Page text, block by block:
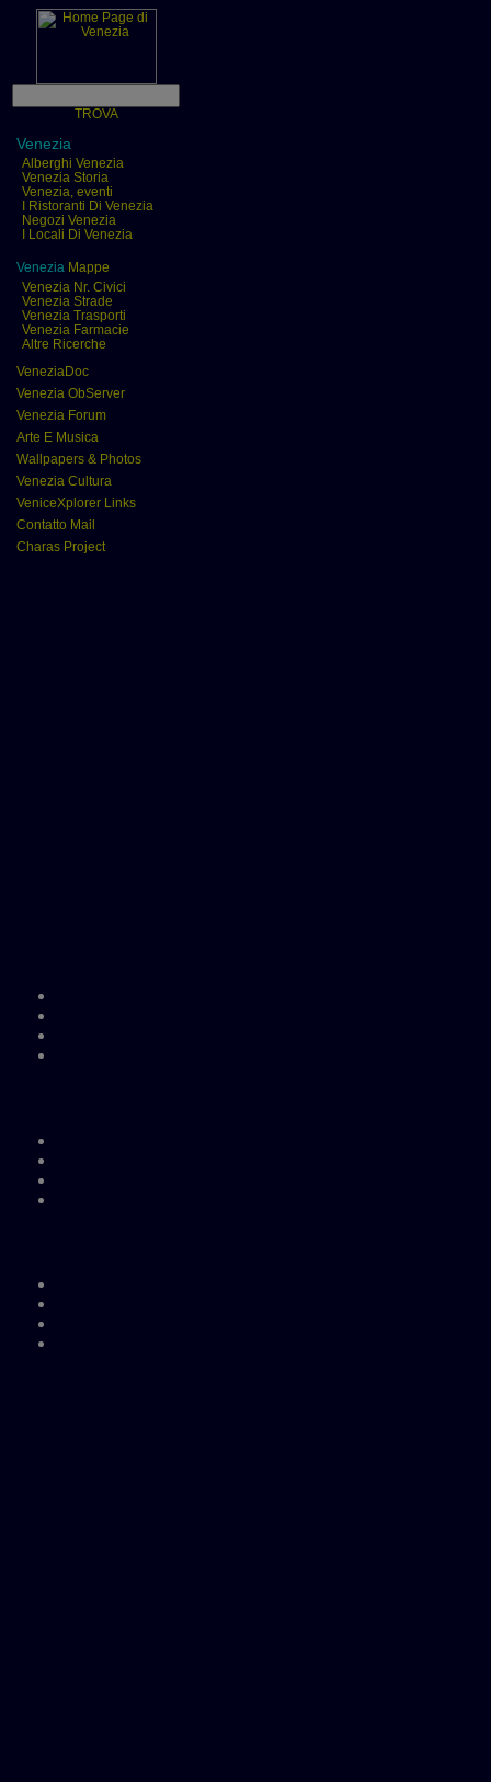
TROVA
Venezia
Alberghi Venezia
Venezia Storia
Venezia, eventi
I Ristoranti Di Venezia
Negozi Venezia
I Locali Di Venezia
Venezia Mappe
Venezia Nr. Civici
Venezia Strade
Venezia Trasporti
Venezia Farmacie
Altre Ricerche
VeneziaDoc
Venezia ObServer
Venezia Forum
Arte E Musica
Wallpapers & Photos
Venezia Cultura
VeniceXplorer Links
Contatto Mail
Charas Project